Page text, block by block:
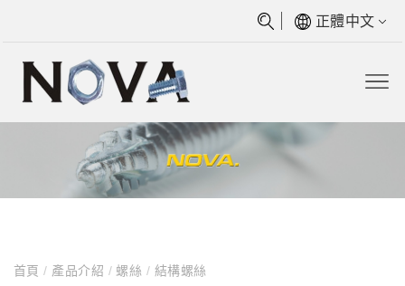
正體中文
首頁/ 產品介紹 /螺絲 / 結構螺絲